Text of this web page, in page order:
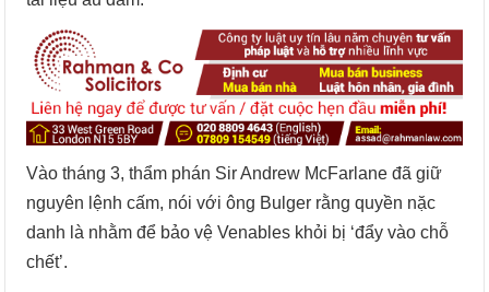
Vào tháng 3, thẩm phán Sir Andrew McFarlane đã giữ
nguyên lệnh cấm, nói với ông Bulger rằng quyền nặc
danh là nhằm để bảo vệ Venables khỏi bị ‘đẩy vào chỗ
chết’.